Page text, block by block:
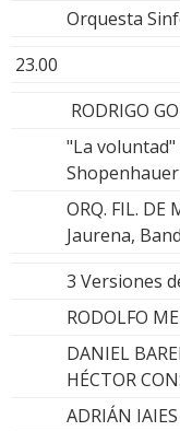
Orquesta
23.00
RODRIGO
"La voluntad"
Shopenhauer
ORQ. FIL. DE
Jaurena,
3 Versiones
RODOLFO
DANIEL
HÉCTOR
ADRIÁN